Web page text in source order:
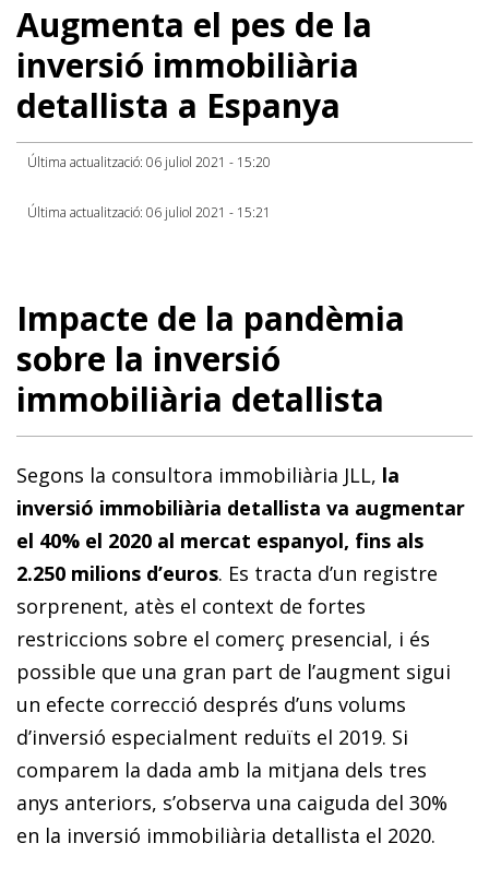
Augmenta el pes de la
inversió immobiliària
detallista a Espanya
Última actualització: 06 juliol 2021 - 15:20
Última actualització: 06 juliol 2021 - 15:21
Impacte de la pandèmia
sobre la inversió
immobiliària detallista
Segons la consultora immobiliària JLL, la
inversió immobiliària detallista va augmentar
el 40% el 2020 al mercat espanyol, fins als
2.250 milions d’euros. Es tracta d’un registre
sorprenent, atès el context de fortes
restriccions sobre el comerç presencial, i és
possible que una gran part de l’augment sigui
un efecte correcció després d’uns volums
d’inversió especialment reduïts el 2019. Si
comparem la dada amb la mitjana dels tres
anys anteriors, s’observa una caiguda del 30%
en la inversió immobiliària detallista el 2020.